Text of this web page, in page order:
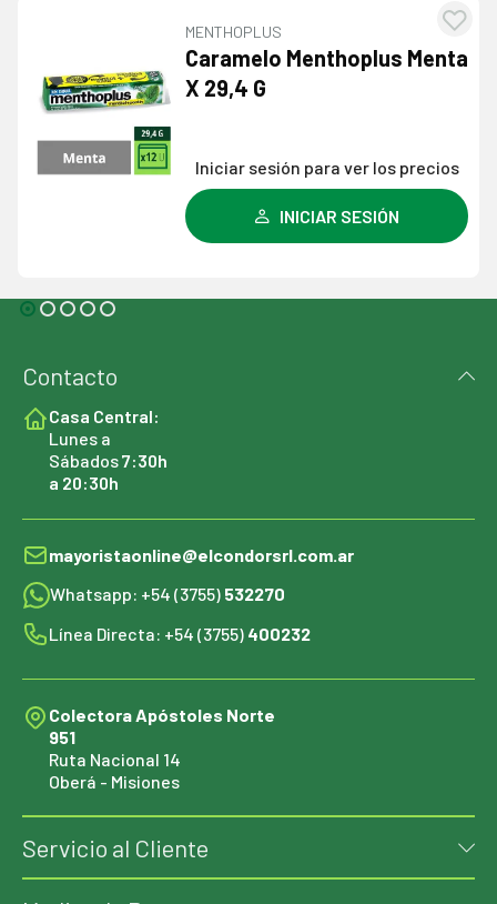
a la
lista de
deseos
MARENGO
Caramelos Marengo
Iniciar sesión para ver los
INICIAR SESIÓN
Contacto
Casa Central:
Lunes a
Sábados7:30h
a 20:30h
mayoristaonline@elcondorsrl.com.ar
Whatsapp: +54 (3755) 532270
Línea Directa: +54 (3755) 400232
Colectora Apóstoles Norte
951
Ruta Nacional 14
Oberá - Misiones
Servicio al Cliente